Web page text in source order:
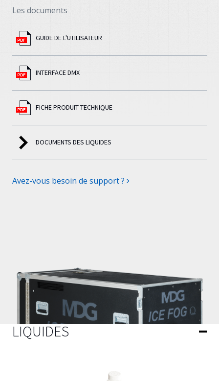
Les documents
GUIDE DE L'UTILISATEUR
INTERFACE DMX
FICHE PRODUIT TECHNIQUE
DOCUMENTS DES LIQUIDES
Avez-vous besoin de support ?
LIQUIDES